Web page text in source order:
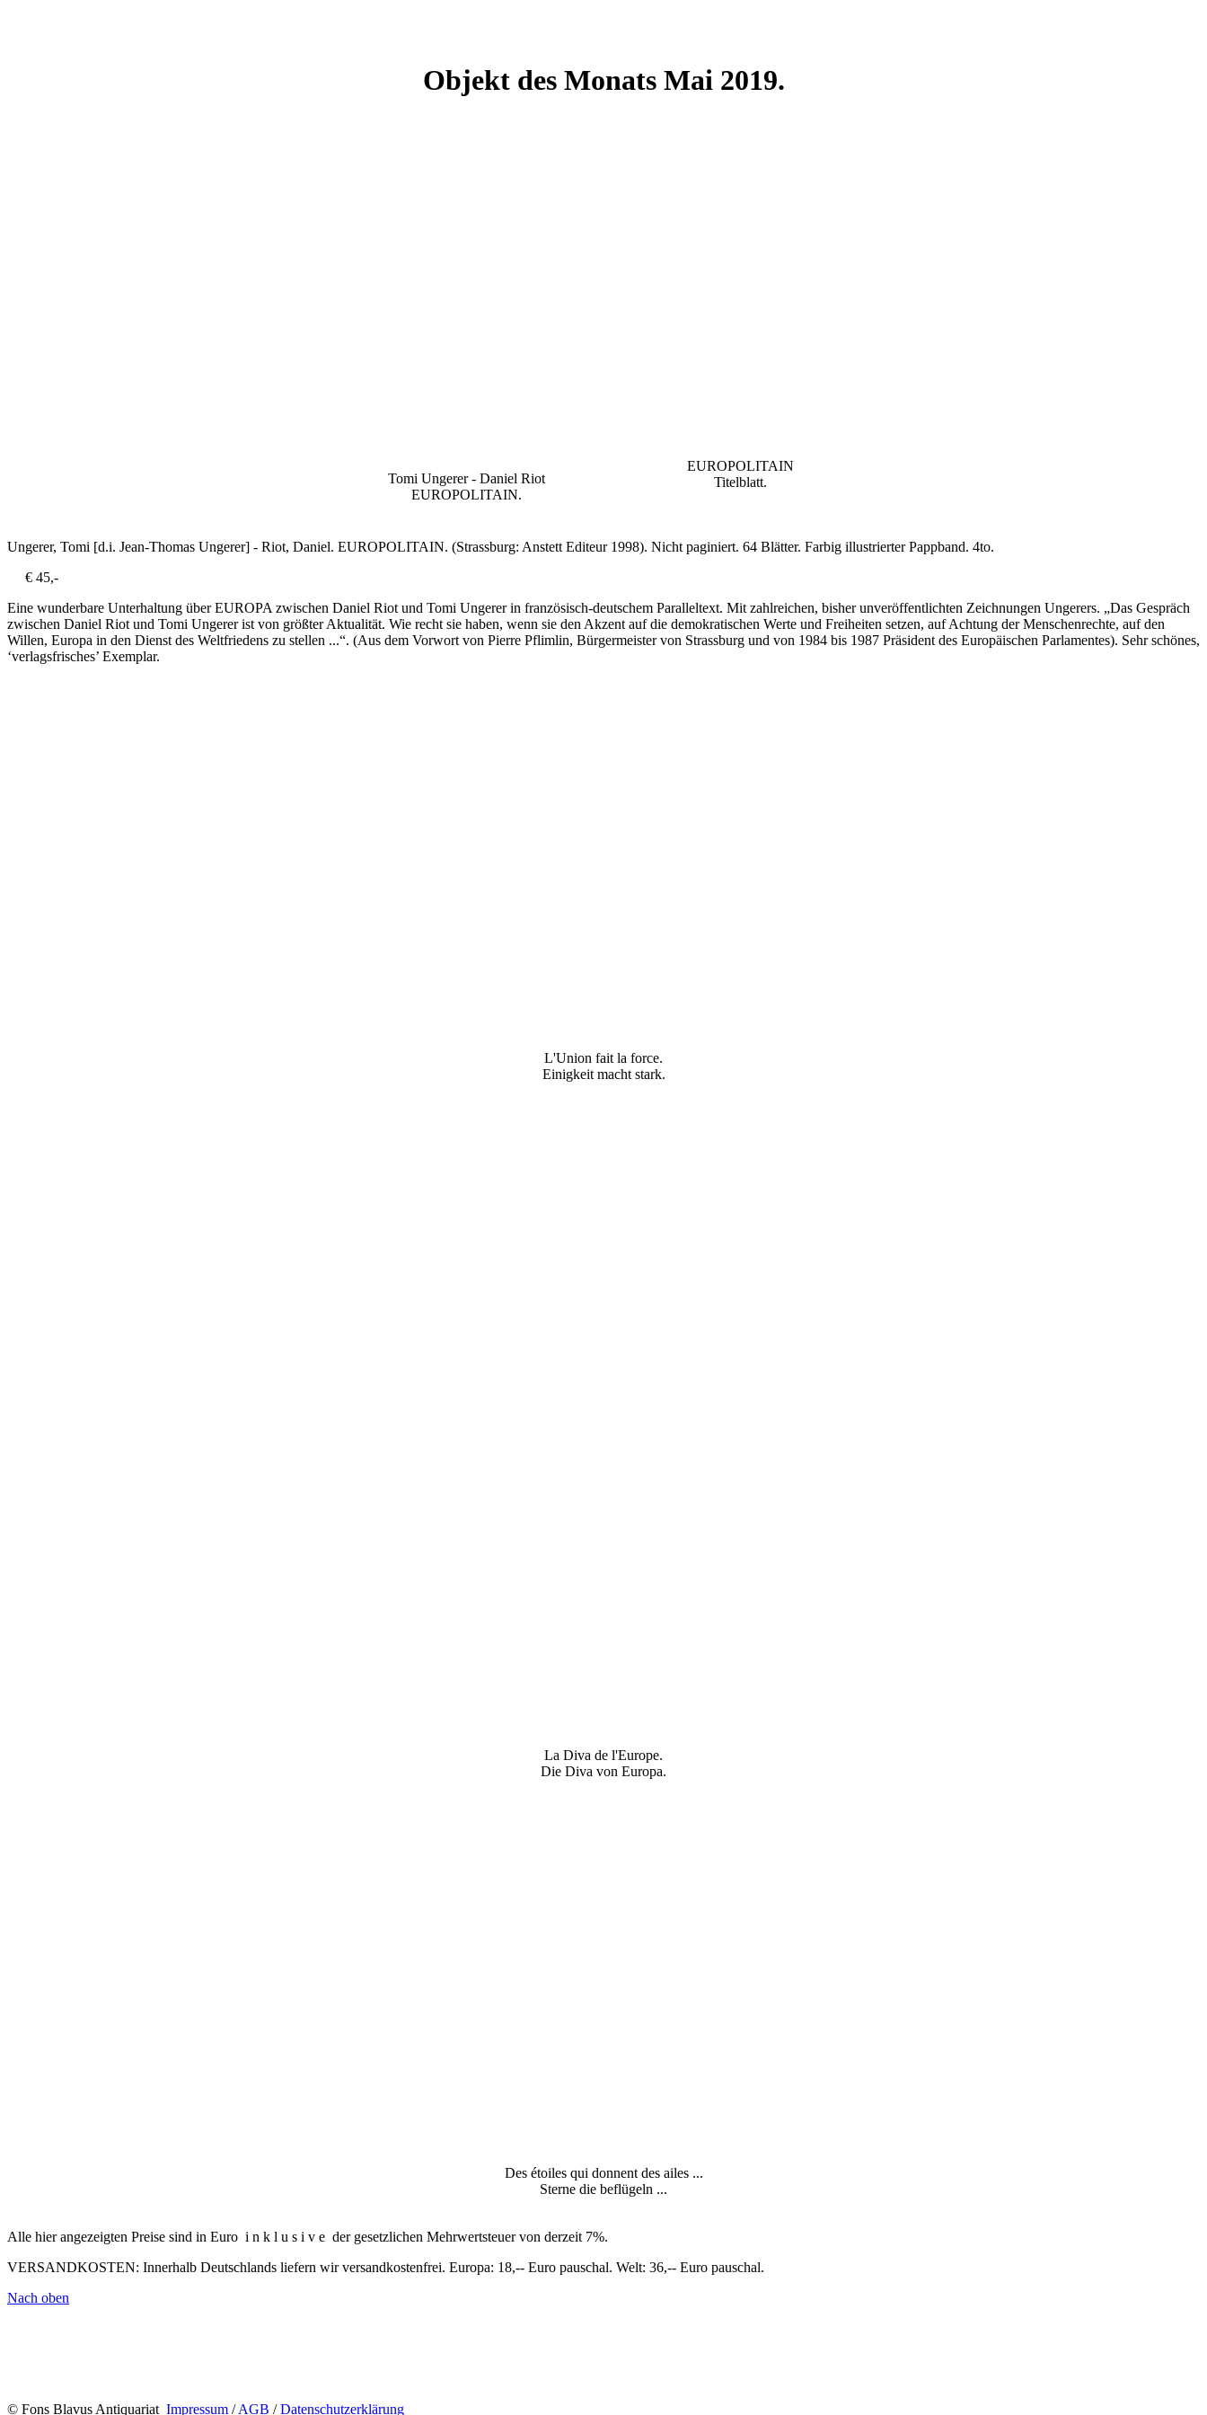
Objekt des Monats Mai 2019.
Tomi Ungerer - Daniel Riot
EUROPOLITAIN.
EUROPOLITAIN
Titelblatt.
Ungerer, Tomi [d.i. Jean-Thomas Ungerer] - Riot, Daniel. EUROPOLITAIN. (Strassburg: Anstett Editeur 1998). Nicht paginiert. 64 Blätter. Farbig illustrierter Pappband. 4to.
€ 45,-
Eine wunderbare Unterhaltung über EUROPA zwischen Daniel Riot und Tomi Ungerer in französisch-deutschem Paralleltext. Mit zahlreichen, bisher unveröffentlichten Zeichnungen Ungerers. „Das Gespräch
zwischen Daniel Riot und Tomi Ungerer ist von größter Aktualität. Wie recht sie haben, wenn sie den Akzent auf die demokratischen Werte und Freiheiten setzen, auf Achtung der Menschenrechte, auf den
Willen, Europa in den Dienst des Weltfriedens zu stellen ...“. (Aus dem Vorwort von Pierre Pflimlin, Bürgermeister von Strassburg und von 1984 bis 1987 Präsident des Europäischen Parlamentes). Sehr schönes,
‘verlagsfrisches’ Exemplar.
L'Union fait la force.
Einigkeit macht stark.
La Diva de l'Europe.
Die Diva von Europa.
Des étoiles qui donnent des ailes ...
Sterne die beflügeln ...
Alle hier angezeigten Preise sind in Euro i n k l u s i v e der gesetzlichen Mehrwertsteuer von derzeit 7%.
VERSANDKOSTEN: Innerhalb Deutschlands liefern wir versandkostenfrei. Europa: 18,-- Euro pauschal. Welt: 36,-- Euro pauschal.
Nach oben
© Fons Blavus Antiquariat Impressum /AGB /Datenschutzerklärung